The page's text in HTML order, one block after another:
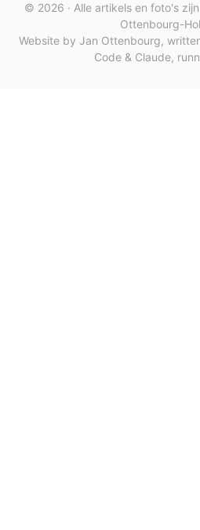
© 2026 · Alle artikels en foto's
Ottenbourg-
Website by Jan Ottenbourg,
Code & Claude,